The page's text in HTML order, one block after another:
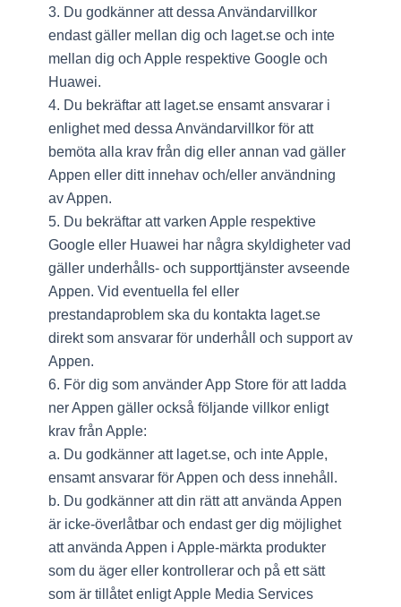
3. Du godkänner att dessa Användarvillkor
endast gäller mellan dig och laget.se och inte
mellan dig och Apple respektive Google och
Huawei.
4. Du bekräftar att laget.se ensamt ansvarar i
enlighet med dessa Användarvillkor för att
bemöta alla krav från dig eller annan vad gäller
Appen eller ditt innehav och/eller användning
av Appen.
5. Du bekräftar att varken Apple respektive
Google eller Huawei har några skyldigheter vad
gäller underhålls- och supporttjänster avseende
Appen. Vid eventuella fel eller
prestandaproblem ska du kontakta laget.se
direkt som ansvarar för underhåll och support av
Appen.
6. För dig som använder App Store för att ladda
ner Appen gäller också följande villkor enligt
krav från Apple:
a. Du godkänner att laget.se, och inte Apple,
ensamt ansvarar för Appen och dess innehåll.
b. Du godkänner att din rätt att använda Appen
är icke-överlåtbar och endast ger dig möjlighet
att använda Appen i Apple-märkta produkter
som du äger eller kontrollerar och på ett sätt
som är tillåtet enligt Apple Media Services